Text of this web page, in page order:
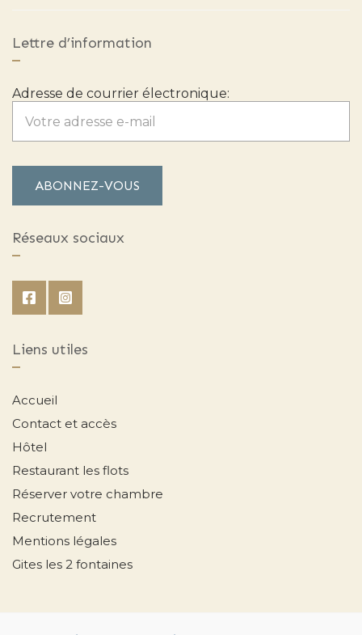
Lettre d’information
Adresse de courrier électronique:
Réseaux sociaux
Liens utiles
Accueil
Contact et accès
Hôtel
Restaurant les flots
Réserver votre chambre
Recrutement
Mentions légales
Gites les 2 fontaines